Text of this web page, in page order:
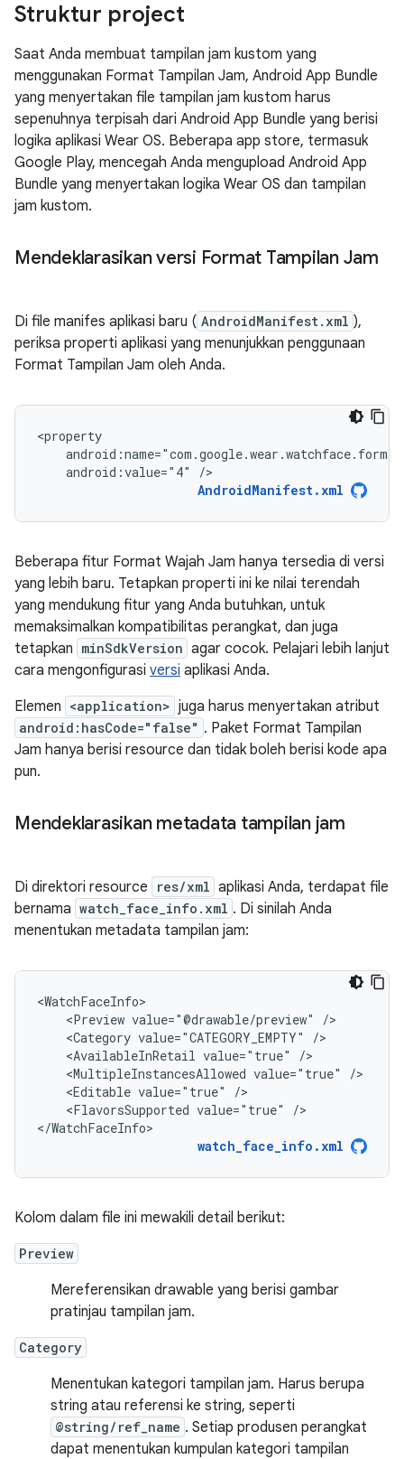
Struktur project
Saat Anda membuat tampilan jam kustom yang
menggunakan Format Tampilan Jam, Android App Bundle
yang menyertakan file tampilan jam kustom harus
sepenuhnya terpisah dari Android App Bundle yang berisi
logika aplikasi Wear OS. Beberapa app store, termasuk
Google Play, mencegah Anda mengupload Android App
Bundle yang menyertakan logika Wear OS dan tampilan
jam kustom.
Mendeklarasikan versi Format Tampilan Jam
Di file manifes aplikasi baru ( AndroidManifest.xml ),
periksa properti aplikasi yang menunjukkan penggunaan
Format Tampilan Jam oleh Anda.
android:value="4"
/>
AndroidManifest.xml
Beberapa fitur Format Wajah Jam hanya tersedia di versi
yang lebih baru. Tetapkan properti ini ke nilai terendah
yang mendukung fitur yang Anda butuhkan, untuk
memaksimalkan kompatibilitas perangkat, dan juga
tetapkan minSdkVersion agar cocok. Pelajari lebih lanjut
cara mengonfigurasi versi aplikasi Anda.
Elemen <application> juga harus menyertakan atribut
android:hasCode="false" . Paket Format Tampilan
Jam hanya berisi resource dan tidak boleh berisi kode apa
pun.
Mendeklarasikan metadata tampilan jam
Di direktori resource res/xml aplikasi Anda, terdapat file
bernama watch_face_info.xml . Di sinilah Anda
menentukan metadata tampilan jam:
<Preview value="@drawable/preview"
<Category value="CATEGORY_EMPTY"
<AvailableInRetail value="true"
<MultipleInstancesAllowed value="true"
<Editable value="true"
<FlavorsSupported value="true"
/>
</WatchFaceInfo>
watch_face_info.xml
Kolom dalam file ini mewakili detail berikut:
Preview
Mereferensikan drawable yang berisi gambar
pratinjau tampilan jam.
Category
Menentukan kategori tampilan jam. Harus berupa
string atau referensi ke string, seperti
@string/ref_name . Setiap produsen perangkat
dapat menentukan kumpulan kategori tampilan